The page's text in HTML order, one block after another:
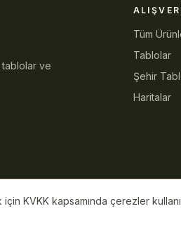
tablolar ve
Tüm
Tablolar
Şehir
Haritalar
KVKK kapsamında çerezler